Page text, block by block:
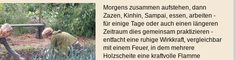
Morgens zusammen aufstehen, dann
Zazen, Kinhin, Sampai, essen, arbeiten -
für einige Tage oder auch einen längeren
Zeitraum dies gemeinsam praktizieren -
entfacht eine ruhige Wirkkraft, vergleichbar
mit einem Feuer, in dem mehrere
Holzscheite eine kraftvolle Flamme